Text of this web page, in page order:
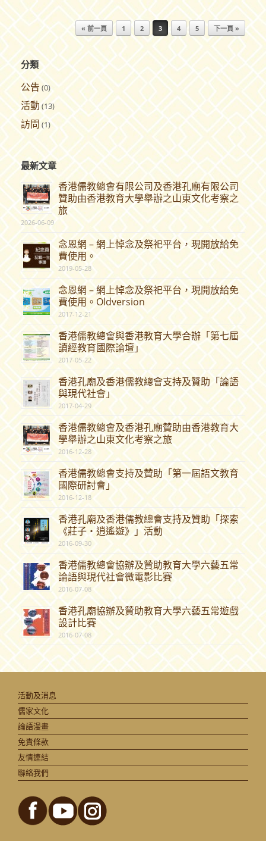
Post navigation « 前一頁 1 2 3 4 5 下一頁 »
分類
公告 (0)
活動(13)
訪問(1)
最新文章
香港儒教總會有限公司及香港孔廟有限公司
贊助由香港教育大學舉辦之山東文化考察之
旅
2026-06-09
念恩網 – 網上悼念及祭祀平台，現開放給免
費使用。
2019-05-28
念恩網 – 網上悼念及祭祀平台，現開放給免
費使用。Oldversion
2017-12-21
香港儒教總會與香港教育大學合辦「第七屆
讀經教育國際論壇」
2017-05-22
香港孔廟及香港儒教總會支持及贊助「論語
與現代社會」
2017-04-29
香港儒教總會及香港孔廟贊助由香港教育大
學舉辦之山東文化考察之旅
2016-12-28
香港儒教總會支持及贊助「第一屆語文教育
國際研討會」
2016-12-18
香港孔廟及香港儒教總會支持及贊助「探索
《莊子‧逍遙遊》」活動
2016-09-30
香港儒教總會協辦及贊助教育大學六藝五常
論語與現代社會微電影比賽
2016-07-08
香港孔廟協辦及贊助教育大學六藝五常遊戲
設計比賽
2016-07-08
活動及消息
儒家文化
論語漫畫
免責條款
友情連結
聯絡我們